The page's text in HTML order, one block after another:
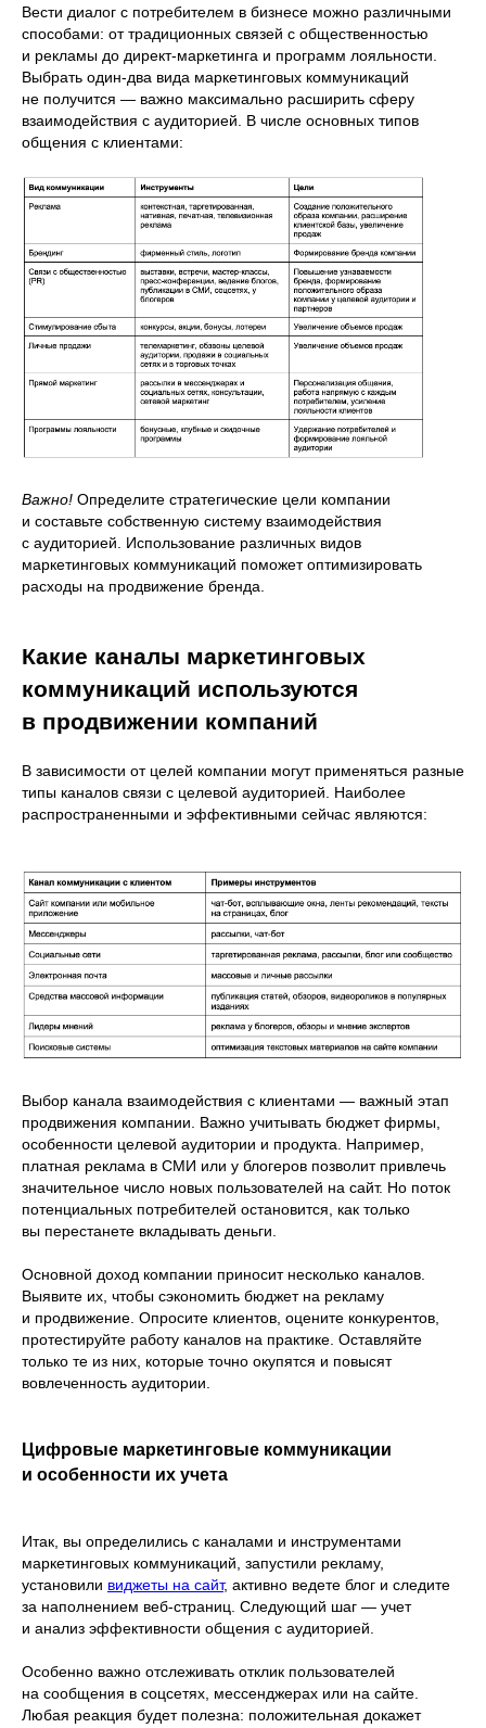
Вести диалог с потребителем в бизнесе можно различными
способами: от традиционных связей с общественностью
и рекламы до директ-маркетинга и программ лояльности.
Выбрать один-два вида маркетинговых коммуникаций
не получится — важно максимально расширить сферу
взаимодействия с аудиторией. В числе основных типов
общения с клиентами:
Важно! Определите стратегические цели компании
и составьте собственную систему взаимодействия
с аудиторией. Использование различных видов
маркетинговых коммуникаций поможет оптимизировать
расходы на продвижение бренда.
Какие каналы маркетинговых
коммуникаций используются
в продвижении компаний
В зависимости от целей компании могут применяться разные
типы каналов связи с целевой аудиторией. Наиболее
распространенными и эффективными сейчас являются:
Выбор канала взаимодействия с клиентами — важный этап
продвижения компании. Важно учитывать бюджет фирмы,
особенности целевой аудитории и продукта. Например,
платная реклама в СМИ или у блогеров позволит привлечь
значительное число новых пользователей на сайт. Но поток
потенциальных потребителей остановится, как только
вы перестанете вкладывать деньги.
Основной доход компании приносит несколько каналов.
Выявите их, чтобы сэкономить бюджет на рекламу
и продвижение. Опросите клиентов, оцените конкурентов,
протестируйте работу каналов на практике. Оставляйте
только те из них, которые точно окупятся и повысят
вовлеченность аудитории.
Цифровые маркетинговые коммуникации
и особенности их учета
Итак, вы определились с каналами и инструментами
маркетинговых коммуникаций, запустили рекламу,
установили виджеты на сайт, активно ведете блог и следите
за наполнением веб-страниц. Следующий шаг — учет
и анализ эффективности общения с аудиторией.
Особенно важно отслеживать отклик пользователей
на сообщения в соцсетях, мессенджерах или на сайте.
Любая реакция будет полезна: положительная докажет